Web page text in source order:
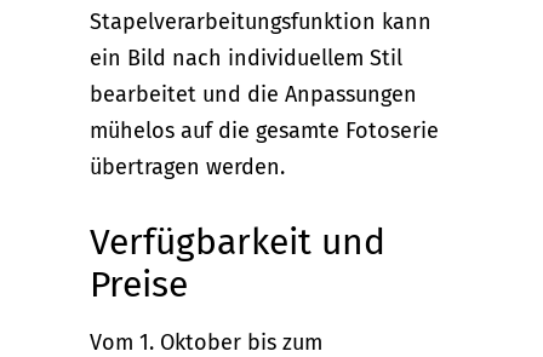
Stapelverarbeitungsfunktion kann
ein Bild nach individuellem Stil
bearbeitet und die Anpassungen
mühelos auf die gesamte Fotoserie
übertragen werden.
Verfügbarkeit und
Preise
Vom 1. Oktober bis zum